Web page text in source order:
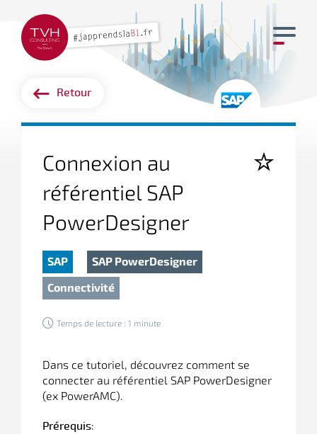
Retour
Connexion au
référentiel SAP
PowerDesigner
SAP
SAP PowerDesigner
Connectivité
Temps de lecture : 1 minute
Dans ce tutoriel, découvrez comment se
connecter au référentiel SAP PowerDesigner
(ex PowerAMC).
Prérequis: